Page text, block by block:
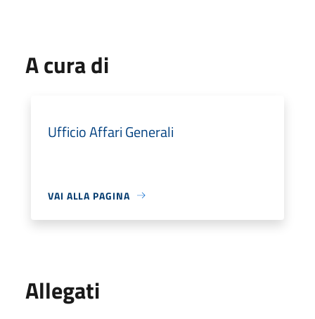
A cura di
Ufficio Affari Generali
VAI ALLA PAGINA
Allegati